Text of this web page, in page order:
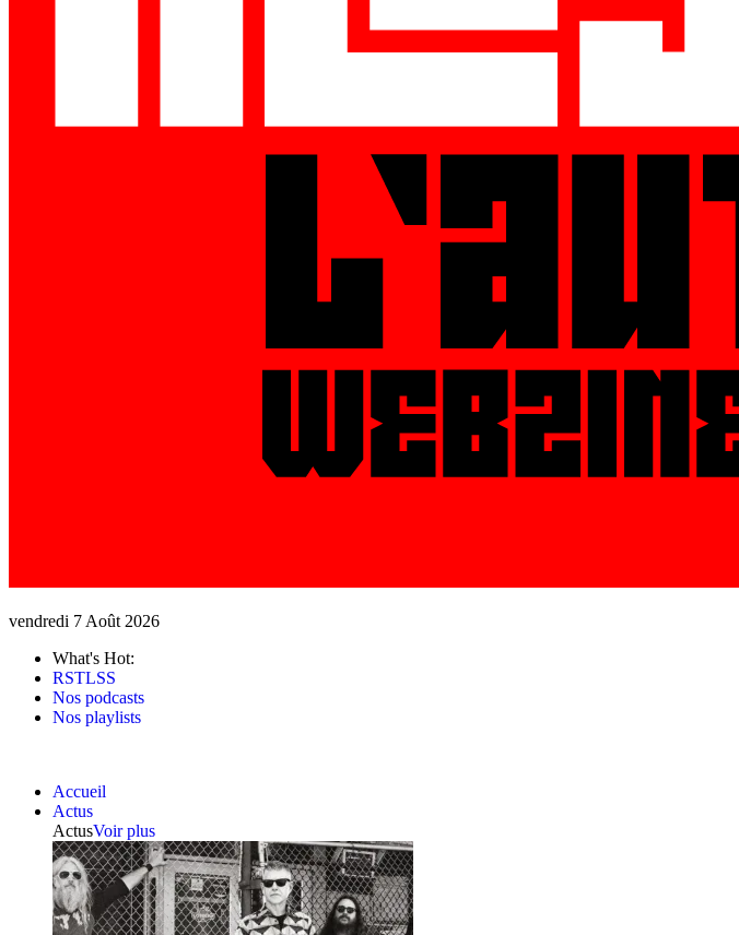
vendredi 7 Août 2026
What's Hot:
RSTLSS
Nos podcasts
Nos playlists
Accueil
Actus
ActusVoir plus